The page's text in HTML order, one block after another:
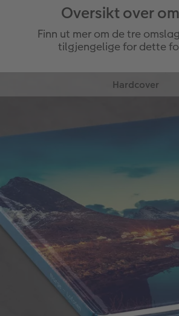
Oversikt over
Finn ut mer om de tre
tilgjengelige for dette
Hardcover
Hardcover utmerker seg med det
motstandsdyktige omslaget som
verdifulle bildene dine.
Fast fotobokkvalitet